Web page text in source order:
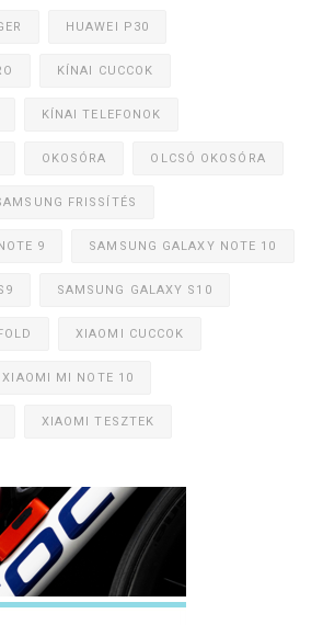
HUAWEI P30
KÍNAI CUCCOK
KÍNAI TELEFONOK
OKOSÓRA OLCSÓ OKOSÓRA
FRISSÍTÉS
9 SAMSUNG GALAXY NOTE 10
SAMSUNG GALAXY S10
XIAOMI CUCCOK
XIAOMI MI NOTE 10
XIAOMI TESZTEK